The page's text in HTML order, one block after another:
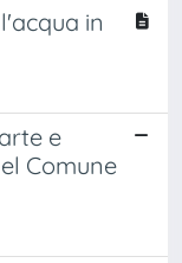
in
e
Comune